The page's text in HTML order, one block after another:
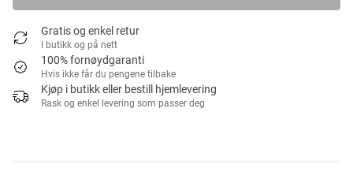
Gratis og enkel retur
I butikk og på nett
100% fornøydgaranti
Hvis ikke får du pengene tilbake
Kjøp i butikk eller bestill hjemlevering
Rask og enkel levering som passer deg